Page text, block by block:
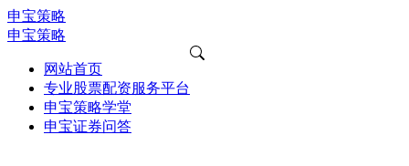
申宝策略
申宝策略
网站首页
专业股票配资服务平台
申宝策略学堂
申宝证券问答